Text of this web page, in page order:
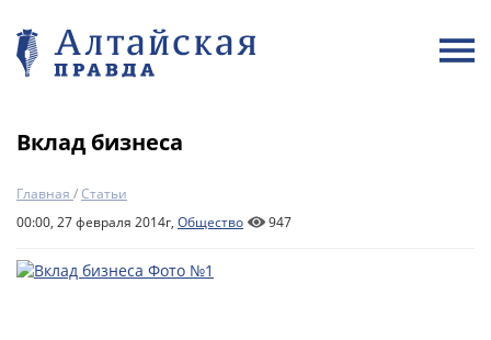
Вклад бизнеса
Главная /Статьи
00:00, 27 февраля 2014г, Общество 947